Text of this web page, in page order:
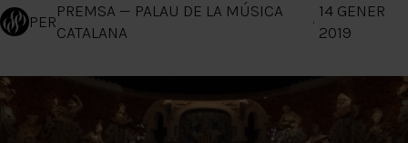
PER
PREMSA — PALAU DE LA MÚSICA
CATALANA
·
14 GENER
2019